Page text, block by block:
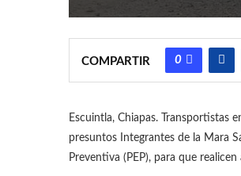
COMPARTIR 0
Escuintla, Chiapas. Transportistas
presuntos Integrantes de la Mara
Preventiva (PEP), para que